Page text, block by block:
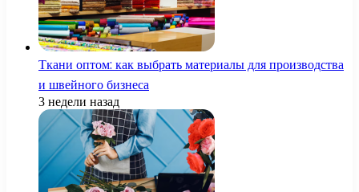
Ткани оптом: как выбрать материалы для производства
и швейного бизнеса
3 недели назад